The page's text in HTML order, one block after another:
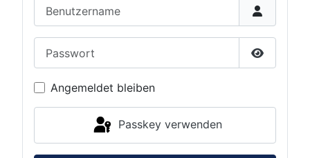
Passwort
Angemeldet bleiben
Passkey verwenden